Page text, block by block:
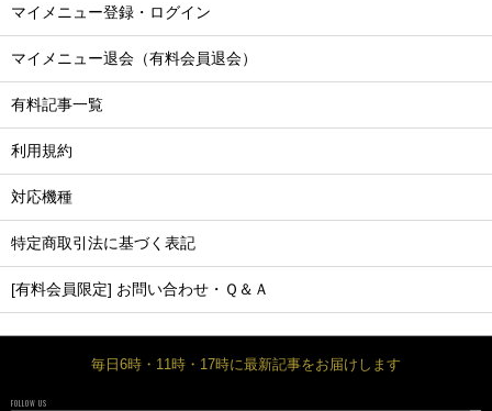
マイメニュー登録・ログイン
マイメニュー退会（有料会員退会）
有料記事一覧
利用規約
対応機種
特定商取引法に基づく表記
[有料会員限定] お問い合わせ・Ｑ＆Ａ
毎日6時・11時・17時に最新記事をお届けします
FOLLOW US